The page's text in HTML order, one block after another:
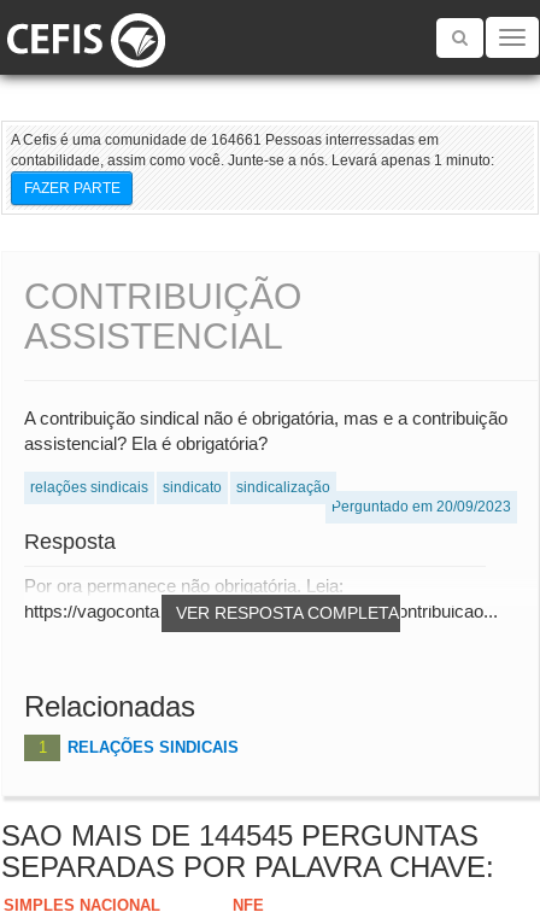
Toggle
A Cefis é uma comunidade de 164661 Pessoas interressadas em
contabilidade, assim como você. Junte-se a nós. Levará apenas 1 minuto:
FAZER PARTE
CONTRIBUIÇÃO
ASSISTENCIAL
A contribuição sindical não é obrigatória, mas e a contribuição
assistencial? Ela é obrigatória?
relações sindicais sindicato
sindicalização
Perguntado em 20/09/2023
Resposta
VER RESPOSTA COMPLETA
Por ora permanece não obrigatória. Leia:
https://vagocontabilidade.com.br/cobranca-de-contribuicao...
Relacionadas
1 RELAÇÕES SINDICAIS
SAO MAIS DE 144545 PERGUNTAS
SEPARADAS POR PALAVRA CHAVE:
SIMPLES NACIONAL NFE